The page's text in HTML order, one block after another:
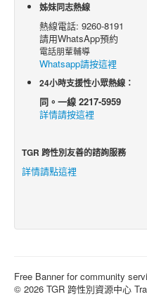
姊妹同志熱線
熱線電話: 9260-8191
請用WhatsApp預約
電話朋輩輔導
Whatsapp請按這裡
24小時支援性小眾熱線：
同。一線 2217-5959
詳情請按這裡
TGR 跨性別友善的諮詢服務
詳情請點這裡
Free Banner for community
© 2026 TGR 跨性別資源中心